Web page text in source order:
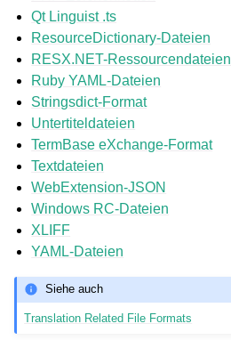
Qt Linguist .ts
ResourceDictionary-Dateien
RESX.NET-Ressourcendateien
Ruby YAML-Dateien
Stringsdict-Format
Untertiteldateien
TermBase eXchange-Format
Textdateien
WebExtension-JSON
Windows RC-Dateien
XLIFF
YAML-Dateien
Siehe auch
Translation Related File Formats